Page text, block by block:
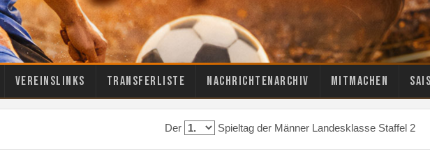
Vereinslinks Transferliste Nachrichtenarchiv Mitmachen
Der Spieltag der Männer Landesklasse Staffel 2